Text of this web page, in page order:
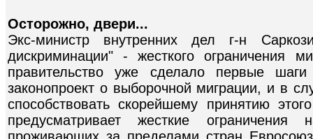
Осторожно, двери...
Экс-министр внутренних дел г-н
дискриминации" - жесткого ограничения
правительство уже сделало первые
законопроект о выборочной миграции, и в
способствовать скорейшему принятию
предусматривает жесткие